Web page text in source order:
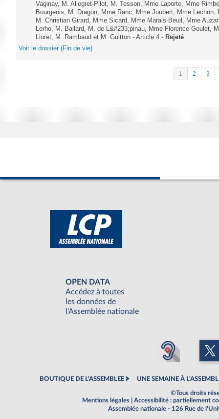
Vaginay, M. Allegret-Pilot, M. Tesson, Mme Laporte, Mme
Bourgeois, M. Dragon, Mme Ranc, Mme Joubert, Mme
M. Christian Girard, Mme Sicard, Mme Marais-Beuil, Mme
Lorho, M. Ballard, M. de L&#233;pinau, Mme Florence Goulet,
Lioret, M. Rambaud et M. Guitton - Article 4 - Rejeté
Voir le dossier (Fin de vie)
1 2 3
OPEN DATA
Accédez à toutes
les données de
l'Assemblée nationale
BOUTIQUE DE L'ASSEMBLEE UNE SEMAINE À
©Tous droits
Mentions légales
Accessibilité : partiellement
Assemblée nationale - 126 Rue de